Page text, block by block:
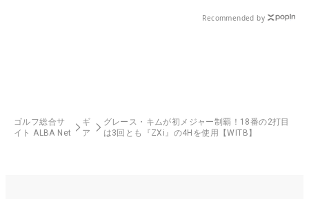
Recommended by
ゴルフ総合サ
イト ALBA Net
ギ
ア
グレース・キムが初メジャー制覇！18番の2打目
は3回とも『ZXi』の4Hを使用【WITB】